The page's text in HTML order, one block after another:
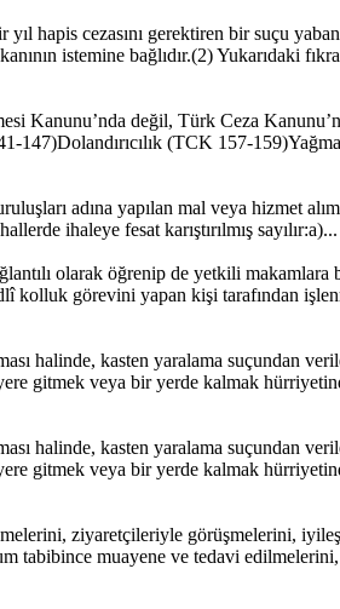
yıl hapis cezasını gerektiren bir suçu
istemine bağlıdır.(2) Yukarıdaki
Kanunu’nda değil, Türk Ceza
147)Dolandırıcılık (TCK 157-
adına yapılan mal veya hizmet alım
ihaleye fesat karıştırılmış sayılır:a)...
olarak öğrenip de yetkili makamlara
kolluk görevini yapan kişi tarafından
halinde, kasten yaralama suçundan
gitmek veya bir yerde kalmak
halinde, kasten yaralama suçundan
gitmek veya bir yerde kalmak
ziyaretçileriyle görüşmelerini,
tabibince muayene ve tedavi